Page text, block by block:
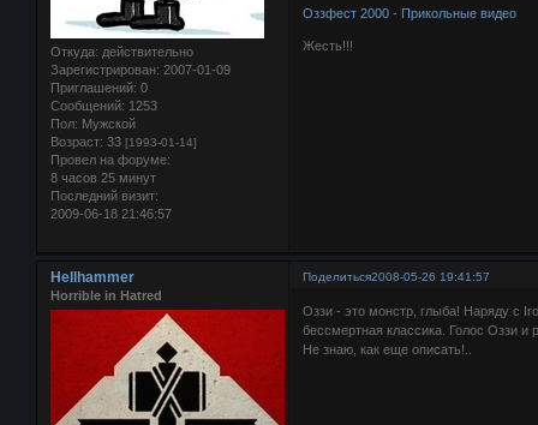
Откуда: действительно
Зарегистрирован: 2007-01-09
Приглашений: 0
Сообщений: 1253
Пол: Мужской
Возраст: 33 [1993-01-14]
Провел на форуме:
8 часов 25 минут
Последний визит:
2009-06-18 21:46:57
Оззфест 2000 - Прикольные видео
Жесть!!!
Поделиться2008-05-26 19:41:57
Hellhammer
Horrible in Hatred
Оззи - это монстр, глыба! Наряду с
бессмертная классика. Голос Оззи
Не знаю, как еще описать!..